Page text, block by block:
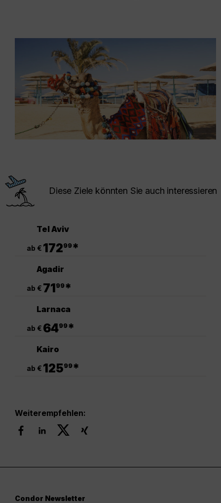
Diese Ziele könnten Sie auch interessieren
Tel Aviv
ab € 17299*
Agadir
ab € 7199*
Larnaca
ab € 6499*
Kairo
ab € 12599*
Weiterempfehlen:
Condor Newsletter